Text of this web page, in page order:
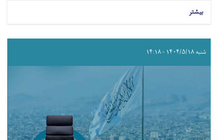
بیشتر
شنبه ۱۴۰۴/۵/۱۸ - ۱۴:۱۸